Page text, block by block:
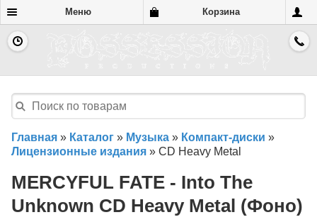
Меню Корзина
Главная » Каталог » Музыка » Компакт-диски »
Лицензионные издания » CD Heavy Metal
MERCYFUL FATE - Into The
Unknown CD Heavy Metal (Фоно)